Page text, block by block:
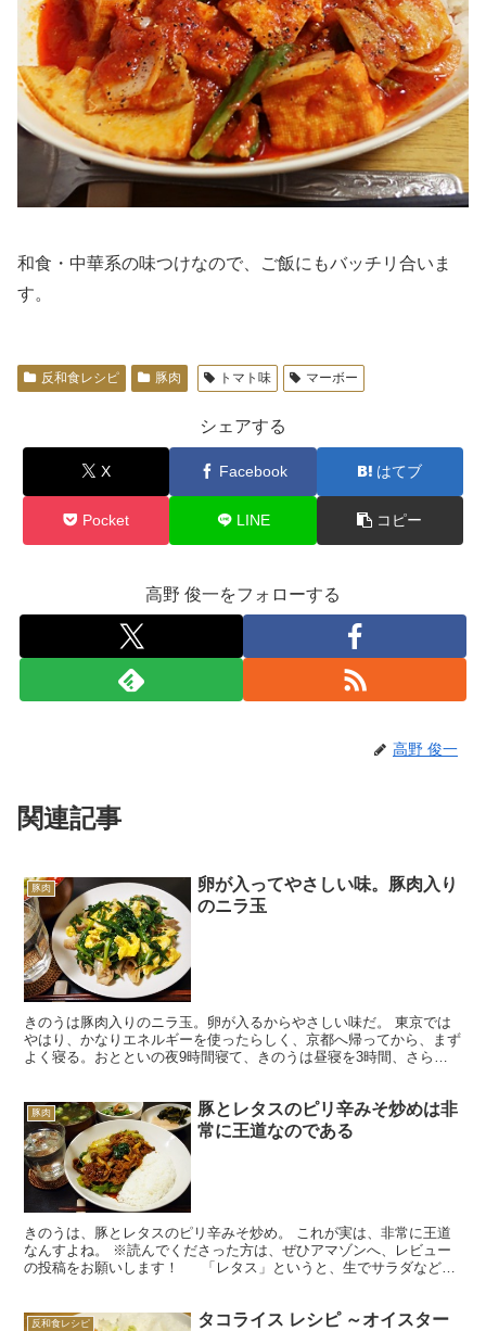
和食・中華系の味つけなので、ご飯にもバッチリ合いま
す。
反和食レシピ 豚肉 トマト味 マーボー
シェアする
X Facebook はてブ
Pocket LINE コピー
高野 俊一をフォローする
高野 俊一
関連記事
豚肉
卵が入ってやさしい味。豚肉入り
のニラ玉
きのうは豚肉入りのニラ玉。卵が入るからやさしい味だ。 東京では
やはり、かなりエネルギーを使ったらしく、京都へ帰ってから、まず
よく寝る。おとといの夜9時間寝て、きのうは昼寝を3時間、さらに
豚肉
豚とレタスのピリ辛みそ炒めは非
常に王道なのである
きのうは、豚とレタスのピリ辛みそ炒め。 これが実は、非常に王道
なんすよね。 ※読んでくださった方は、ぜひアマゾンへ、レビュー
の投稿をお願いします！ 「レタス」というと、生でサラダなどに
反和食レシピ
タコライス レシピ ～オイスター